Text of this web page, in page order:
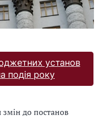
установ
подія року
до постанов